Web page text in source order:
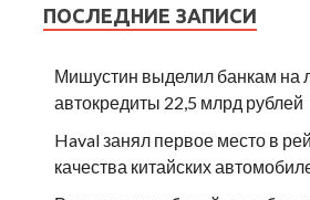
ПОСЛЕДНИЕ ЗАПИСИ
Мишустин выделил банкам на
автокредиты 22,5 млрд рублей
Haval занял первое место в
качества китайских